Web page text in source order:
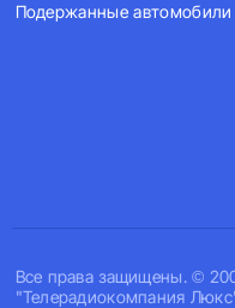
Все права защищены. ©
"Телерадиокомпания
Подержанные автомобили